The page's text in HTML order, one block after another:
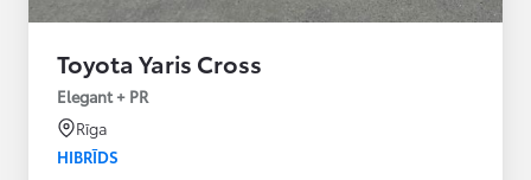
Toyota Yaris Cross
Elegant + PR
Rīga
HIBRĪDS